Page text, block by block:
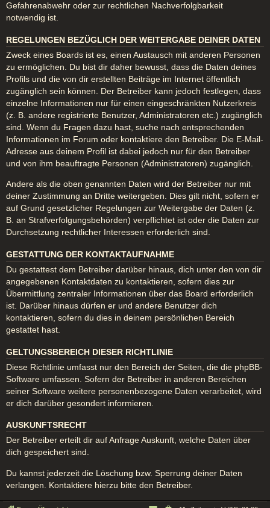
Gefahrenabwehr oder zur rechtlichen Nachverfolgbarkeit
notwendig ist.
REGELUNGEN BEZÜGLICH DER WEITERGABE DEINER DATEN
Zweck eines Boards ist es, einen Austausch mit anderen Personen
zu ermöglichen. Du bist dir daher bewusst, dass die Daten deines
Profils und die von dir erstellten Beiträge im Internet öffentlich
zugänglich sein können. Der Betreiber kann jedoch festlegen, dass
einzelne Informationen nur für einen eingeschränkten Nutzerkreis
(z. B. andere registrierte Benutzer, Administratoren etc.) zugänglich
sind. Wenn du Fragen dazu hast, suche nach entsprechenden
Informationen im Forum oder kontaktiere den Betreiber. Die E-Mail-
Adresse aus deinem Profil ist dabei jedoch nur für den Betreiber
und von ihm beauftragte Personen (Administratoren) zugänglich.
Andere als die oben genannten Daten wird der Betreiber nur mit
deiner Zustimmung an Dritte weitergeben. Dies gilt nicht, sofern er
auf Grund gesetzlicher Regelungen zur Weitergabe der Daten (z.
B. an Strafverfolgungsbehörden) verpflichtet ist oder die Daten zur
Durchsetzung rechtlicher Interessen erforderlich sind.
GESTATTUNG DER KONTAKTAUFNAHME
Du gestattest dem Betreiber darüber hinaus, dich unter den von dir
angegebenen Kontaktdaten zu kontaktieren, sofern dies zur
Übermittlung zentraler Informationen über das Board erforderlich
ist. Darüber hinaus dürfen er und andere Benutzer dich
kontaktieren, sofern du dies in deinem persönlichen Bereich
gestattet hast.
GELTUNGSBEREICH DIESER RICHTLINIE
Diese Richtlinie umfasst nur den Bereich der Seiten, die die phpBB-
Software umfassen. Sofern der Betreiber in anderen Bereichen
seiner Software weitere personenbezogene Daten verarbeitet, wird
er dich darüber gesondert informieren.
AUSKUNFTSRECHT
Der Betreiber erteilt dir auf Anfrage Auskunft, welche Daten über
dich gespeichert sind.
Du kannst jederzeit die Löschung bzw. Sperrung deiner Daten
verlangen. Kontaktiere hierzu bitte den Betreiber.